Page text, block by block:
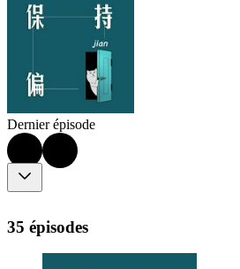
Dernier épisode
35 épisodes